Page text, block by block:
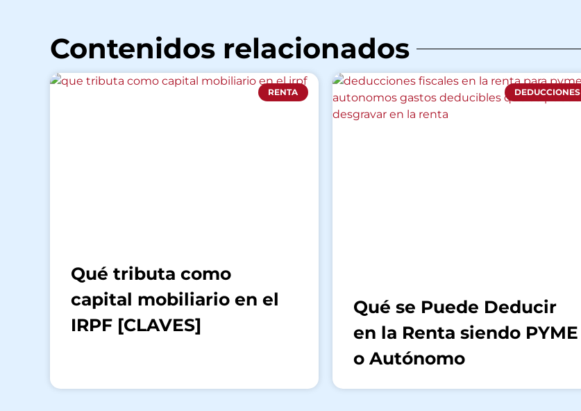
Contenidos relacionados
RENTA
Qué tributa como
capital mobiliario en el
IRPF [CLAVES]
DEDUCCIONES
Qué se Puede Deducir
en la Renta siendo PYME
o Autónomo